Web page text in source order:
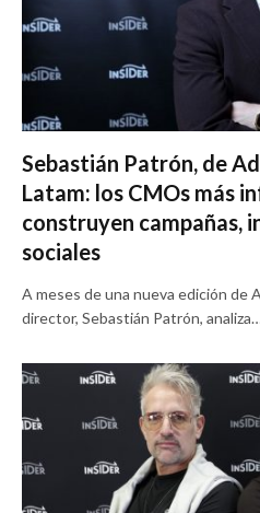
Sebastián Patrón, de
Latam: los CMOs más
construyen campañas,
sociales
A meses de una nueva edición de
director, Sebastián Patrón,